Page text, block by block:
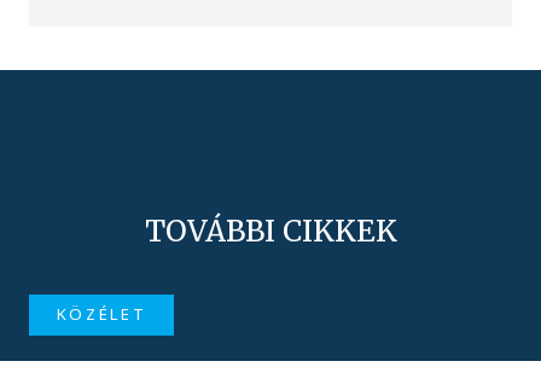
TOVÁBBI CIKKEK
KÖZÉLET